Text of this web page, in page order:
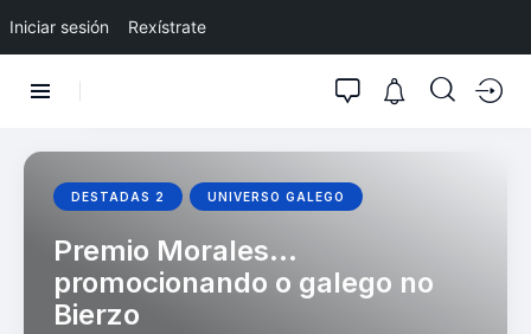
Iniciar sesión Rexístrate
DESTADAS 2 UNIVERSO GALEGO
Premio Morales…
promocionando o galego no
Bierzo